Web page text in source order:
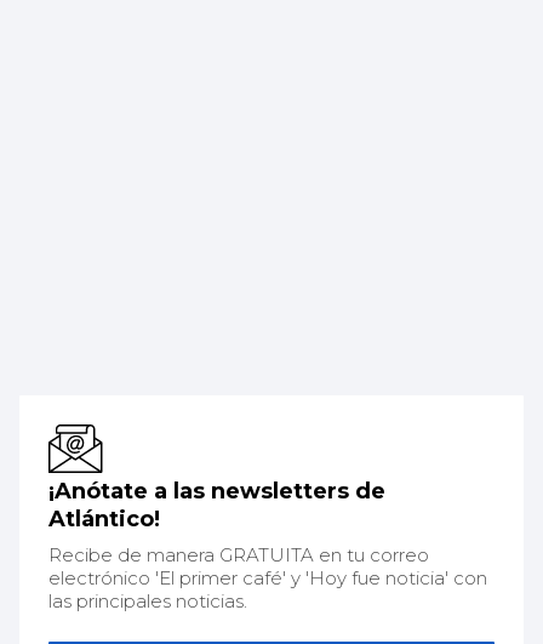
¡Anótate a las newsletters de
Atlántico!
Recibe de manera GRATUITA en tu correo
electrónico 'El primer café' y 'Hoy fue noticia' con
las principales noticias.